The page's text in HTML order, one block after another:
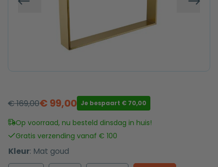
Vorige
€169,00
Oorspronkelijke
prijs
was:
€ 169,00.
€ 99,00
Huidige
prijs
is:
€ 99,00.
Je bespaart € 70,00
Op voorraad, nu besteld dinsdag in huis!
Gratis verzending vanaf € 100
Kleur: Mat goud